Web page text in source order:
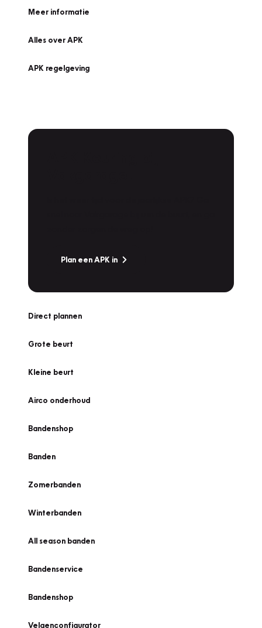
Meer informatie
Alles over APK
APK regelgeving
Plan een APK in
Direct plannen
Grote beurt
Kleine beurt
Airco onderhoud
Bandenshop
Banden
Zomerbanden
Winterbanden
All season banden
Bandenservice
Bandenshop
Velgenconfigurator